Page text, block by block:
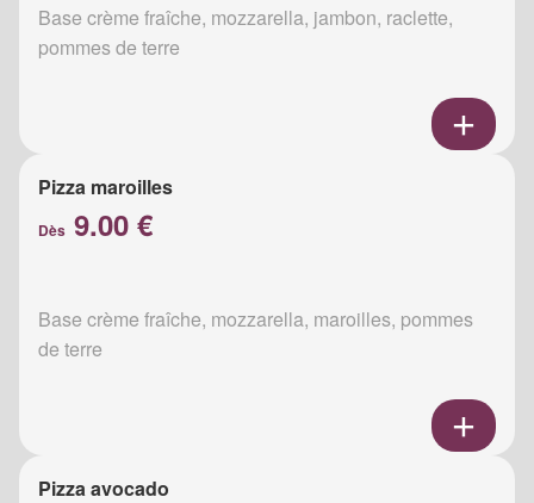
Base crème fraîche, mozzarella, jambon, raclette,
pommes de terre
Pizza maroilles
Dès 9.00 €
Base crème fraîche, mozzarella, maroilles, pommes
de terre
Pizza avocado